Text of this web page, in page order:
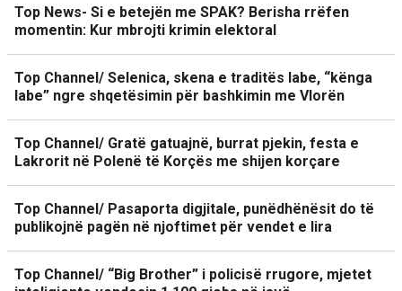
Top News- Si e betejën me SPAK? Berisha rrëfen
momentin: Kur mbrojti krimin elektoral
Top Channel/ Selenica, skena e traditës labe, “kënga
labe” ngre shqetësimin për bashkimin me Vlorën
Top Channel/ Gratë gatuajnë, burrat pjekin, festa e
Lakrorit në Polenë të Korçës me shijen korçare
Top Channel/ Pasaporta digjitale, punëdhënësit do të
publikojnë pagën në njoftimet për vendet e lira
Top Channel/ “Big Brother” i policisë rrugore, mjetet